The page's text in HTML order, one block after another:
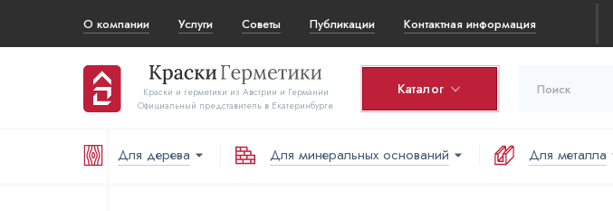
О компании Услуги Советы Публикации Контактная информация
Краски и герметики из Австрии и Германии
Официальный представитель в Екатеринбурге
Каталог
Корзина
Для дерева Для минеральных оснований Для металла